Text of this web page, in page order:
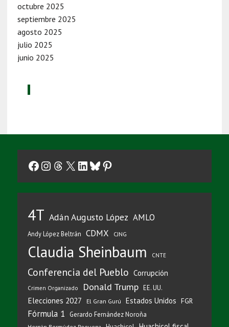
octubre 2025
septiembre 2025
agosto 2025
julio 2025
junio 2025
Facebook
Instagram
Threads
X LinkedIn
Bluesky
Pinterest
4T Adán Augusto López AMLO
Andy López Beltrán CDMX CJNG
Claudia Sheinbaum CNTE
Conferencia del Pueblo Corrupción
Crimen Organizado Donald Trump EE. UU.
Elecciones 2027 El Gran Gurú Estados Unidos FGR
Fórmula 1 Gerardo Fernández Noroña